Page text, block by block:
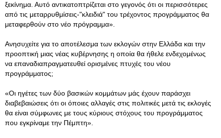
ξεκίνημα. Αυτό αντικατοπτρίζεται στο γεγονός ότι οι περισσότερες
από τις μεταρρυθμίσεις-"κλειδιά" του τρέχοντος προγράμματος θα
μεταφερθούν στο νέο πρόγραμμα».
Ανησυχείτε για το αποτέλεσμα των εκλογών στην Ελλάδα και την
προοπτική μιας νέας κυβέρνησης η οποία θα ήθελε ενδεχομένως
να επαναδιαπραγματευθεί ορισμένες πτυχές του νέου
προγράμματος;
«Οι ηγέτες των δύο βασικών κομμάτων μάς έχουν παράσχει
διαβεβαιώσεις ότι οι όποιες αλλαγές στις πολιτικές μετά τις εκλογές
θα είναι σύμφωνες με τους κύριους στόχους του προγράμματος
που εγκρίναμε την Πέμπτη».